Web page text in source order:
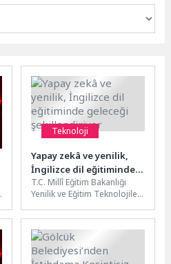
Teknoloji
Yapay zekâ ve yenilik,
İngilizce dil eğitiminde
geleceği şekillendiriyor
T.C. Millî Eğitim Bakanlığı
Yenilik ve Eğitim Teknolojileri
ve British Council iş...